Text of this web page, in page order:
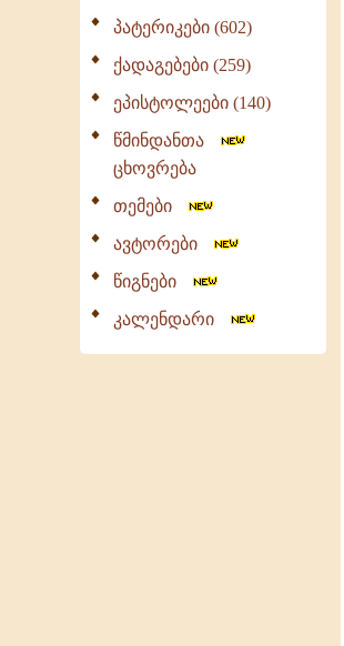
პატერიკები (602)
ქადაგებები (259)
ეპისტოლეები (140)
წმინდანთა
ცხოვრება
თემები
ავტორები
წიგნები
კალენდარი